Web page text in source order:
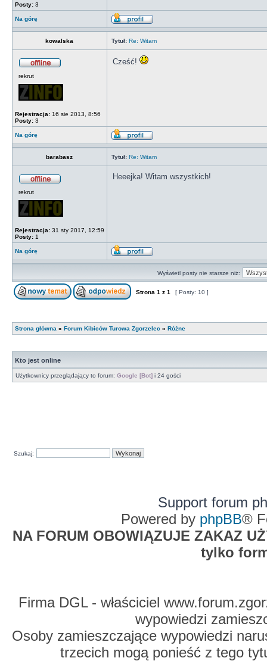
Posty: 3
Na górę
kowalska Tytuł: Re: Witam
rekrut
Rejestracja: 16 sie 2013, 8:56
Posty: 3
Cześć!
Na górę
barabasz Tytuł: Re: Witam
rekrut
Rejestracja: 31 sty 2017, 12:59
Posty: 1
Heeejka! Witam wszystkich!
Na górę
Wyświetl posty nie starsze niż:
Strona 1 z 1 [ Posty: 10 ]
Strona główna » Forum Kibiców Turowa Zgorzelec » Różne
Kto jest online
Użytkownicy przeglądający to forum: Google [Bot] i 24 gości
Szukaj:
Support forum
Powered by phpBB®
NA FORUM OBOWIĄZUJE ZAKAZ
tylko
Firma DGL - właściciel
wypowiedzi
Osoby zamieszczające wypowiedzi
trzecich mogą ponieść z tego